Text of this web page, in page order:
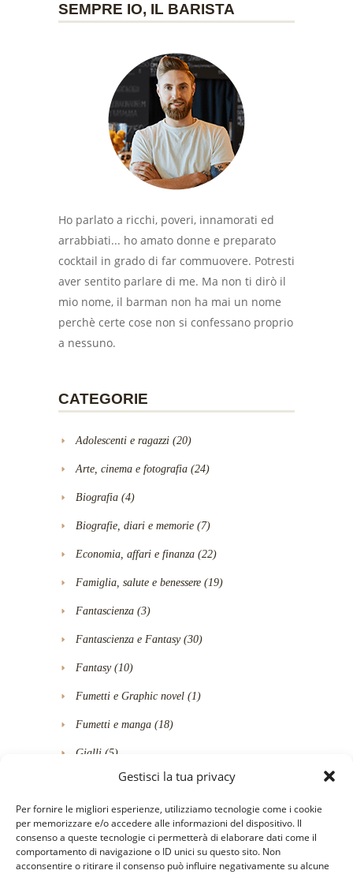
Gestisci la tua privacy
Per fornire le migliori esperienze, utilizziamo tecnologie come i cookie
per memorizzare e/o accedere alle informazioni del dispositivo. Il
consenso a queste tecnologie ci permetterà di elaborare dati come il
comportamento di navigazione o ID unici su questo sito. Non
acconsentire o ritirare il consenso può influire negativamente su alcune
SEMPRE IO, IL BARISTA
Ho parlato a ricchi, poveri, innamorati ed
arrabbiati... ho amato donne e preparato
cocktail in grado di far commuovere. Potresti
aver sentito parlare di me. Ma non ti dirò il
mio nome, il barman non ha mai un nome
perchè certe cose non si confessano proprio
a nessuno.
CATEGORIE
Adolescenti e ragazzi (20)
Arte, cinema e fotografia (24)
Biografia (4)
Biografie, diari e memorie (7)
Economia, affari e finanza (22)
Famiglia, salute e benessere (19)
Fantascienza (3)
Fantascienza e Fantasy(30)
Fantasy(10)
Fumetti e Graphic novel (1)
Fumetti e manga (18)
Gialli (5)
Gialli e Thriller(49)
Horror-Thriller(4)
Humour(24)
Informatica, Web e Digital Media(6)